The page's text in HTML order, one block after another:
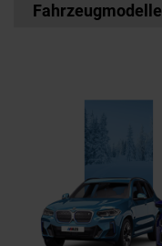
Fahrzeugmodelle